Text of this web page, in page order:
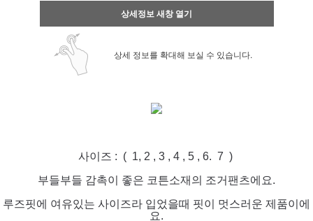
상세정보 새창 열기
상세 정보를 확대해 보실 수 있습니다.
사이즈 : ( 1, 2 , 3 , 4 , 5 , 6. 7 )
부들부들 감촉이 좋은 코튼소재의 조거팬츠에요.
루즈핏에 여유있는 사이즈라 입었을때 핏이 멋스러운 제품이에
요.